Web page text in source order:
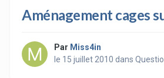
Aménagement cages
Par Miss4in
le 15 juillet 2010 dans